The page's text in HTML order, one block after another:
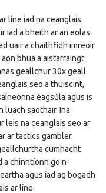
líne iad na ceanglais
iad a bheith ar an eolas
uair a chaithfidh imreoir
bhua a aistarraingt.
geallchur 30x geall
seo a thuiscint,
éagsúla agus is
luach saothair. Ina
leis na ceanglais seo ar
ar tactics gambler.
cumhacht
a chinntíonn go n-
agus iad ag bogadh
ar líne.